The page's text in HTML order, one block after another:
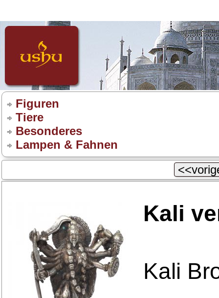
Figuren
Tiere
Besonderes
Lampen & Fahnen
Kali
Kali